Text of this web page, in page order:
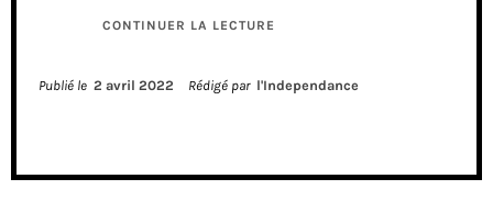
CONTINUER LA LECTURE
Publié le 2 avril 2022 Rédigé par l'Independance